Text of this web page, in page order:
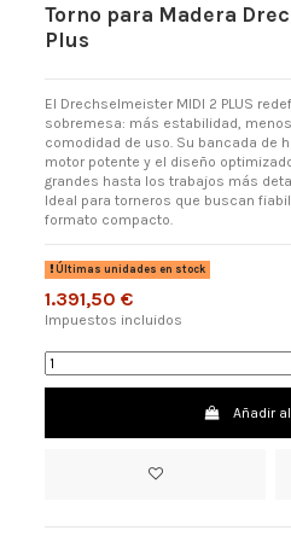
Torno para Madera
Plus
El Drechselmeister MIDI 2 PLUS
sobremesa: más estabilidad,
comodidad de uso. Su bancada de
motor potente y el diseño
grandes hasta los trabajos más
Ideal para torneros que buscan
formato compacto.
Últimas unidades en stock
1.391,50 €
Impuestos incluidos
Añadir